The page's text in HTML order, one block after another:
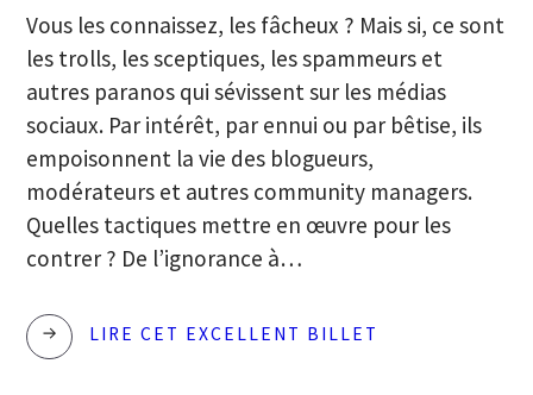
Vous les connaissez, les fâcheux ? Mais si, ce sont
les trolls, les sceptiques, les spammeurs et
autres paranos qui sévissent sur les médias
sociaux. Par intérêt, par ennui ou par bêtise, ils
empoisonnent la vie des blogueurs,
modérateurs et autres community managers.
Quelles tactiques mettre en œuvre pour les
contrer ? De l’ignorance à…
LIRE CET EXCELLENT BILLET